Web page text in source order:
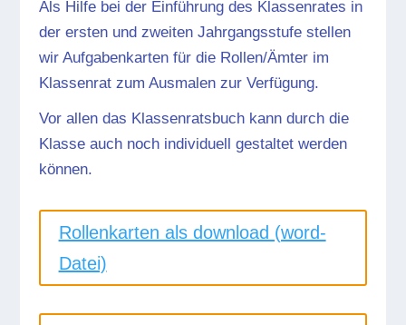
Als Hilfe bei der Einführung des Klassenrates in
der ersten und zweiten Jahrgangsstufe stellen
wir Aufgabenkarten für die Rollen/Ämter im
Klassenrat zum Ausmalen zur Verfügung.
Vor allen das Klassenratsbuch kann durch die
Klasse auch noch individuell gestaltet werden
können.
Rollenkarten als download (word-
Datei)